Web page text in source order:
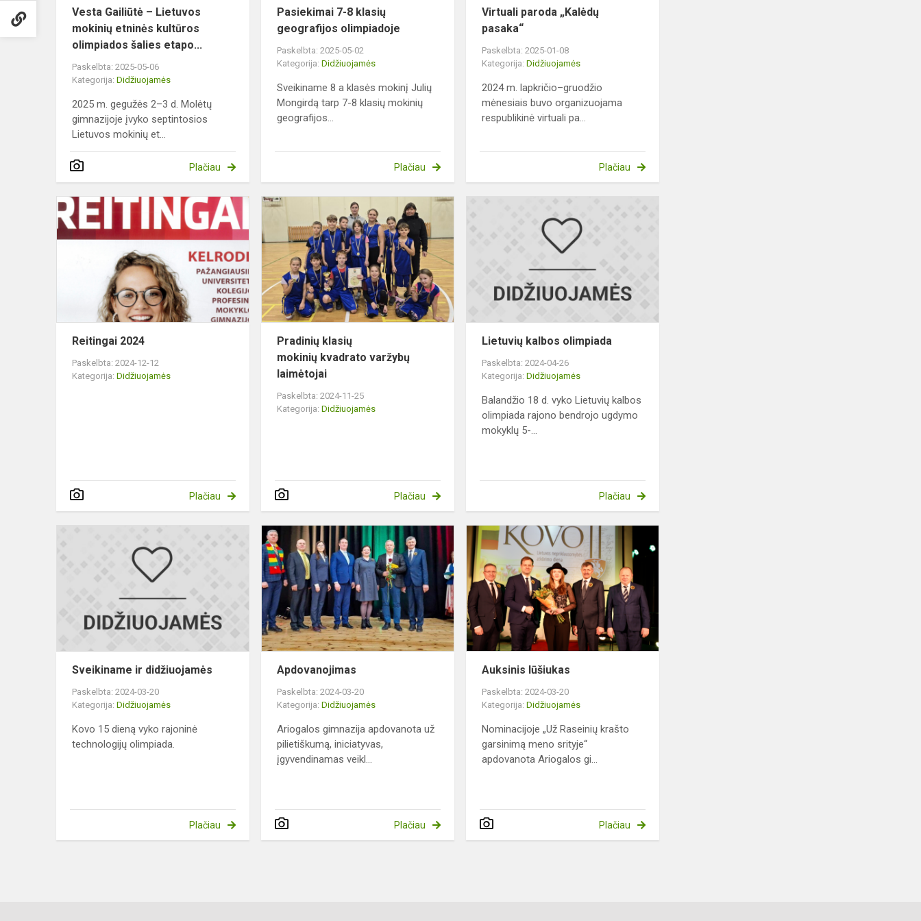
Vesta Gailiūtė – Lietuvos
mokinių etninės kultūros
olimpiados šalies etapo...
Paskelbta: 2025-05-06
Kategorija: Didžiuojamės
2025 m. gegužės 2–3 d. Molėtų
gimnazijoje įvyko septintosios
Lietuvos mokinių et...
Plačiau
Pasiekimai 7-8 klasių
geografijos olimpiadoje
Paskelbta: 2025-05-02
Kategorija:Didžiuojamės
Sveikiname 8 a klasės mokinį Julių
Mongirdą tarp 7-8 klasių mokinių
geografijos...
Plačiau
Virtuali paroda „Kalėdų
pasaka“
Paskelbta: 2025-01-08
Kategorija:Didžiuojamės
2024 m. lapkričio–gruodžio
mėnesiais buvo organizuojama
respublikinė virtuali pa...
Plačiau
Reitingai
Reitingai 2024
Paskelbta: 2024-12-12
Kategorija: Didžiuojamės
Plačiau
Pradinių
mokinių kvadrato
laimėtojai
Pradinių klasių
mokinių kvadrato varžybų
laimėtojai
Paskelbta: 2024-11-25
Kategorija:Didžiuojamės
Plačiau
Lietuvių kalbos olimpiada
Paskelbta: 2024-04-26
Kategorija:Didžiuojamės
Balandžio 18 d. vyko Lietuvių kalbos
olimpiada rajono bendrojo ugdymo
mokyklų 5-...
Plačiau
Sveikiname
didžiuojamės
Sveikiname ir didžiuojamės
Paskelbta: 2024-03-20
Kategorija: Didžiuojamės
Kovo 15 dieną vyko rajoninė
technologijų olimpiada.
Plačiau
Apdovanojimas
Apdovanojimas
Paskelbta: 2024-03-20
Kategorija:Didžiuojamės
Ariogalos gimnazija apdovanota už
pilietiškumą, iniciatyvas,
įgyvendinamas veikl...
Plačiau
Auksinis lūšiukas
Paskelbta: 2024-03-20
Kategorija:Didžiuojamės
Nominacijoje „Už Raseinių krašto
garsinimą meno srityje“
apdovanota Ariogalos gi...
Plačiau